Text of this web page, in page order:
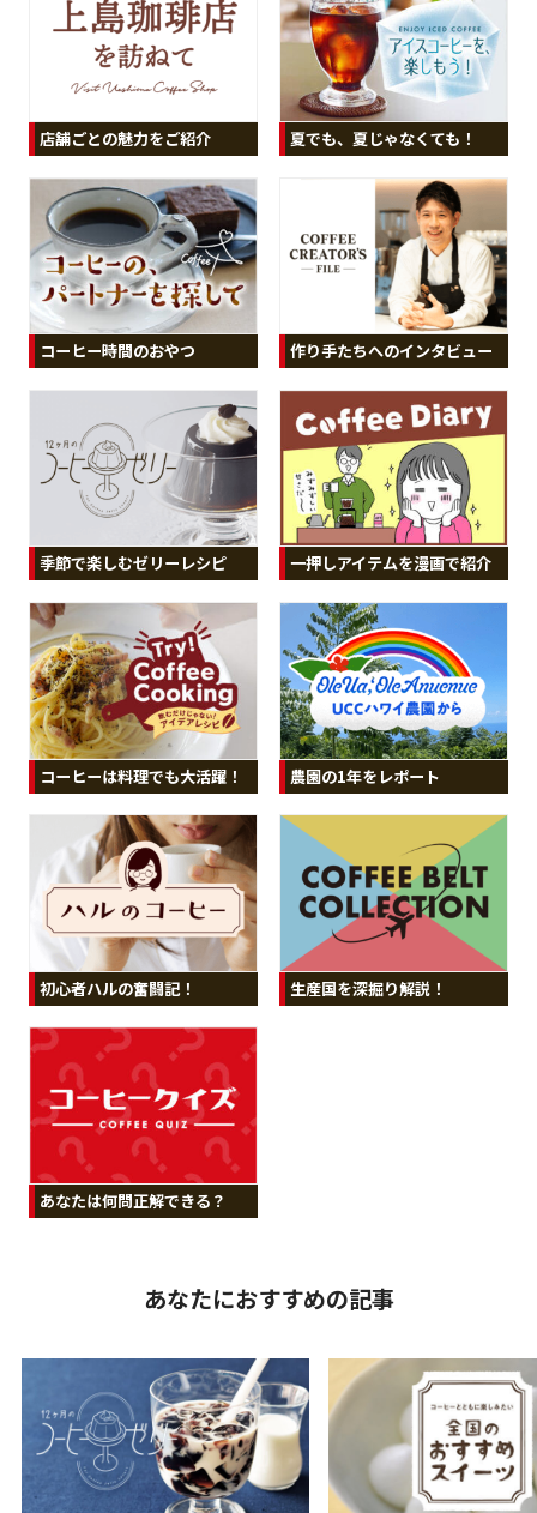
店舗ごとの魅力をご紹介 夏でも、夏じゃなくても！
コーヒー時間のおやつ 作り手たちへのインタビュー
季節で楽しむゼリーレシピ 一押しアイテムを漫画で紹介
コーヒーは料理でも大活躍！ 農園の1年をレポート
初心者ハルの奮闘記！ 生産国を深掘り解説！
あなたは何問正解できる？
あなたにおすすめの記事